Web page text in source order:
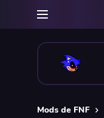
Mods de FNF